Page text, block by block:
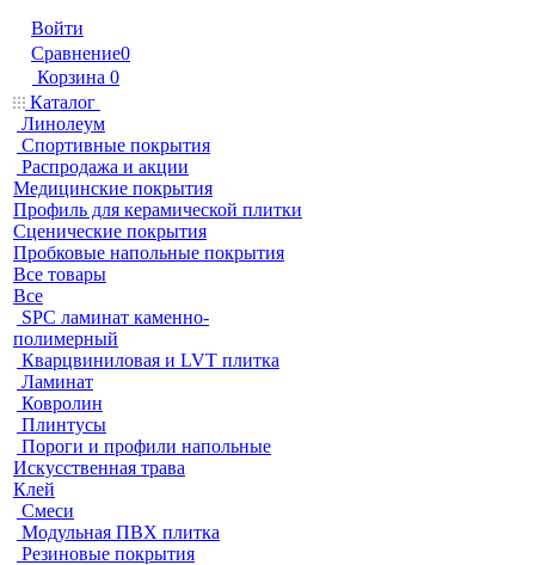
Войти
Сравнение0
Корзина 0
Каталог
Линолеум
Спортивные покрытия
Распродажа и акции
Медицинские покрытия
Профиль для керамической плитки
Сценические покрытия
Пробковые напольные покрытия
Все товары
Все
SPC ламинат каменно-
полимерный
Кварцвиниловая и LVT плитка
Ламинат
Ковролин
Плинтусы
Пороги и профили напольные
Искусственная трава
Клей
Смеси
Модульная ПВХ плитка
Резиновые покрытия